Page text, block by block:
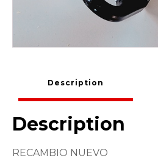
Description
Description
RECAMBIO NUEVO